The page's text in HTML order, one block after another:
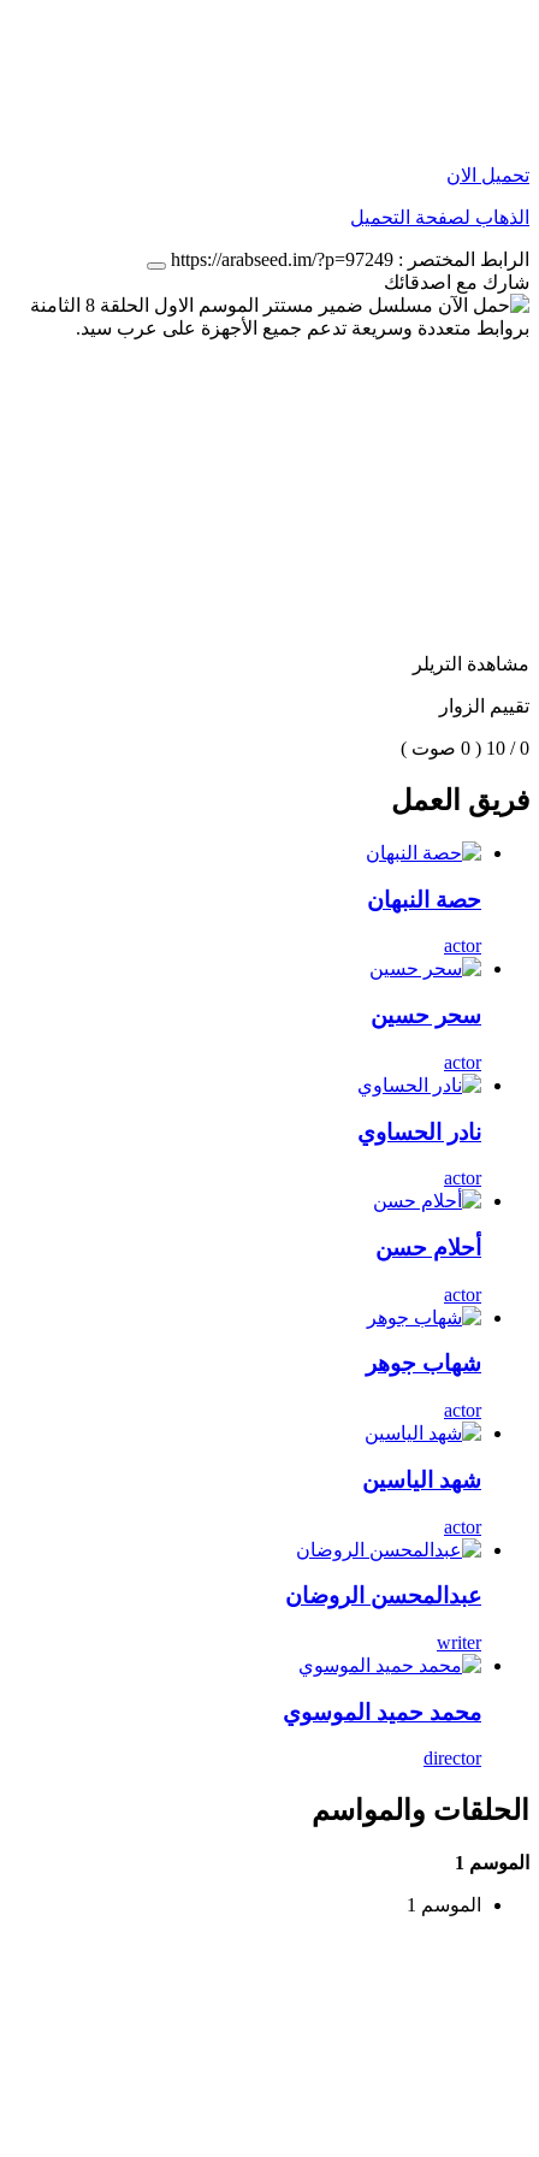
تحميل الان
الذهاب لصفحة التحميل
الرابط المختصر : https://arabseed.im/?p=97249
شارك مع اصدقائك
مشاهدة التريلر
تقييم الزوار
0 / 10 ( 0 صوت )
فريق العمل
حصة النبهان
actor
سحر حسين
actor
نادر الحساوي
actor
أحلام حسن
actor
شهاب جوهر
actor
شهد الياسين
actor
عبدالمحسن الروضان
writer
محمد حميد الموسوي
director
الحلقات والمواسم
الموسم 1
الموسم 1